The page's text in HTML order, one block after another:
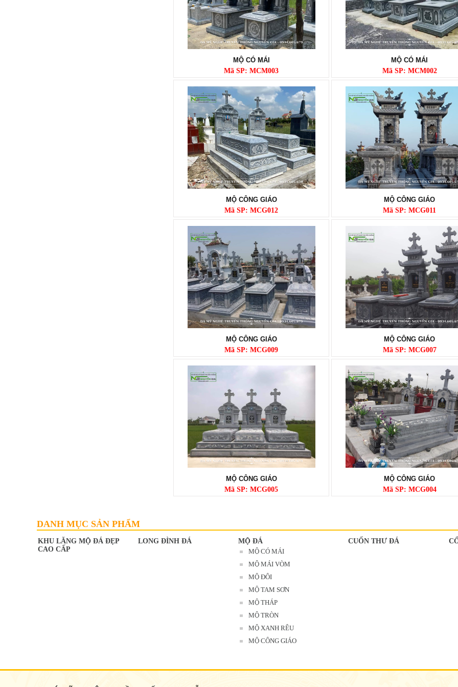
MỘ CÓ MÁI
Mã SP: MCM003
MỘ CÓ MÁI
Mã SP: MCM002
MỘ CÔNG GIÁO
Mã SP: MCG012
MỘ CÔNG GIÁO
Mã SP: MCG011
MỘ CÔNG GIÁO
Mã SP: MCG009
MỘ CÔNG GIÁO
Mã SP: MCG007
MỘ CÔNG GIÁO
Mã SP: MCG005
MỘ CÔNG GIÁO
Mã SP: MCG004
DANH MỤC SẢN PHẨM
KHU LĂNG MỘ ĐÁ ĐẸP
CAO CẤP
LONG ĐÌNH ĐÁ
MỘ ĐÁ
MỘ CÓ MÁI
MỘ MÁI VÒM
MỘ ĐÔI
MỘ TAM SƠN
MỘ THÁP
MỘ TRÒN
MỘ XANH RÊU
MỘ CÔNG GIÁO
CUỐN THƯ ĐÁ